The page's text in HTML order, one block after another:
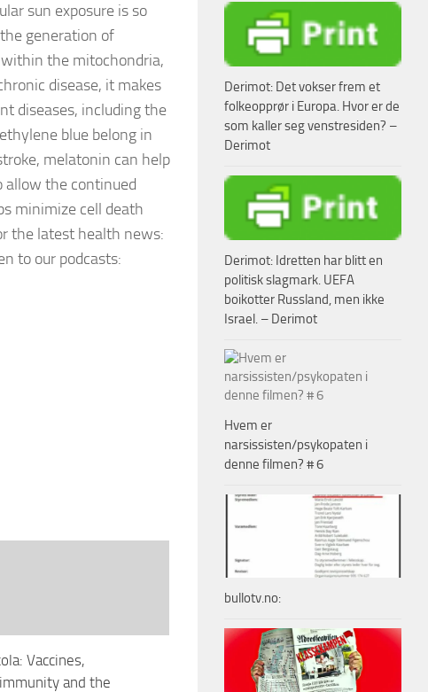
sun exposure is so
generation of
the mitochondria,
disease, it makes
diseases, including the
blue belong in
melatonin can help
allow the continued
minimize cell death
the latest health news:
to our podcasts:
Vaccines,
and the
Derimot: Det vokser frem et
folkeopprør i Europa. Hvor er de
som kaller seg venstresiden? –
Derimot
Derimot: Idretten har blitt en
politisk slagmark. UEFA
boikotter Russland, men ikke
Israel. – Derimot
Hvem er
narsissisten/psykopaten i
denne filmen? # 6
bullotv.no: